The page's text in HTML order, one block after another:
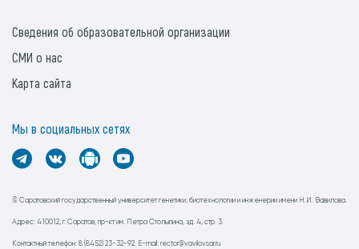
© Саратовский государственный университет генетики, биотехнологии и инженерии имени Н.И. Вавилова.
Адрес: 410012, г. Саратов, пр-кт им. Петра Столыпина, зд. 4, стр. 3.
Контактный телефон: 8 (8452) 23-32-92. E-mail: rector@vavilovsar.ru
Сведения об образовательной организации
СМИ о нас
Карта сайта
Мы в социальных сетях